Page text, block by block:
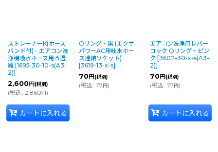
ストレーナーK(ホース
バンド付) - エアコン洗
浄機吸水ホース用ろ過
器 [1695-30-10-s(A3-
2)]
2,600円(税別)
(税込: 2,860円)
カートに入れる
Oリング・黒 (エクサ
パワーAC用吐水ホー
ス連結ソケット)
[3619-13-x-s]
70円(税別)
(税込: 77円)
エアコン洗浄用レバー
コック Oリング・ピン
ク [3602-30-x-s(A3-
2)]
70円(税別)
(税込: 77円)
カートに入れる